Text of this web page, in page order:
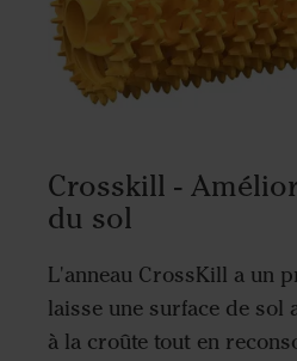
Crosskill -
du sol
L'anneau CrossKill a un
laisse une surface de sol
à la croûte tout en